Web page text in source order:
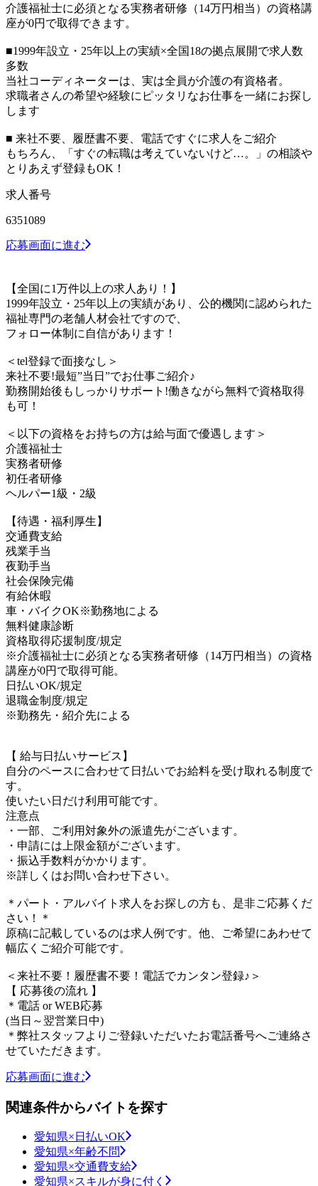
介護福祉士に必須となる実務者研修（14万円相当）の資格講
座が0円で取得できます。
■1999年設立・25年以上の実績×全国18の拠点展開で求人数
多数
当社コーディネーターは、実は全員が介護の有資格者。
求職者さんの希望や経験にピッタリなお仕事を一緒にお探し
します
■ 来社不要、履歴書不要、電話ですぐに求人をご紹介
もちろん、「すぐの転職は考えていないけど…。」の相談や
とりあえず登録もOK！
求人番号
6351089
応募画面に進む
【全国に1万件以上の求人あり！】
1999年設立・25年以上の実績があり、公的機関に認められた
福祉専門の老舗人材会社ですので、
フォロー体制に自信があります！
＜tel登録で面接なし＞
来社不要!最短”当日”でお仕事ご紹介♪
勤務開始後もしっかりサポート!働きながら無料で資格取得
も可！
＜以下の資格をお持ちの方は給与面で優遇します＞
介護福祉士
実務者研修
初任者研修
ヘルパー1級・2級
【待遇・福利厚生】
交通費支給
残業手当
夜勤手当
社会保険完備
有給休暇
車・バイクOK※勤務地による
無料健康診断
資格取得応援制度/規定
※介護福祉士に必須となる実務者研修（14万円相当）の資格
講座が0円で取得可能。
日払いOK/規定
退職金制度/規定
※勤務先・紹介先による
【 給与日払いサービス】
自分のペースに合わせて日払いでお給料を受け取れる制度で
す。
使いたい日だけ利用可能です。
注意点
・一部、ご利用対象外の派遣先がございます。
・申請には上限金額がございます。
・振込手数料がかかります。
※詳しくはお問い合わせ下さい。
＊パート・アルバイト求人をお探しの方も、是非ご応募くだ
さい！＊
原稿に記載しているのは求人例です。他、ご希望にあわせて
幅広くご紹介可能です。
＜来社不要！履歴書不要！電話でカンタン登録♪＞
【 応募後の流れ 】
＊電話 or WEB応募
(当日～翌営業日中)
＊弊社スタッフよりご登録いただいたお電話番号へご連絡さ
せていただきます。
応募画面に進む
関連条件からバイトを探す
愛知県×日払いOK
愛知県×年齢不問
愛知県×交通費支給
愛知県×スキルが身に付く